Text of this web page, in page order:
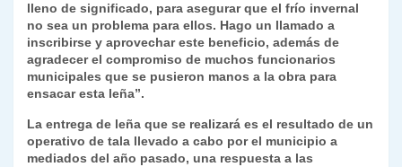
lleno de significado, para asegurar que el frío invernal
no sea un problema para ellos. Hago un llamado a
inscribirse y aprovechar este beneficio, además de
agradecer el compromiso de muchos funcionarios
municipales que se pusieron manos a la obra para
ensacar esta leña”.
La entrega de leña que se realizará es el resultado de un
operativo de tala llevado a cabo por el municipio a
mediados del año pasado, una respuesta a las